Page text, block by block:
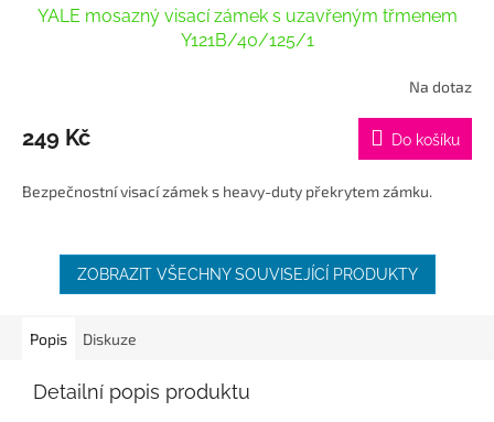
YALE mosazný visací zámek s uzavřeným třmenem
Y121B/40/125/1
produktu
je
z
Na dotaz
249 Kč Do košíku
Bezpečnostní visací zámek s heavy-duty překrytem zámku.
ZOBRAZIT VŠECHNY SOUVISEJÍCÍ PRODUKTY
Popis Diskuze
Detailní popis produktu